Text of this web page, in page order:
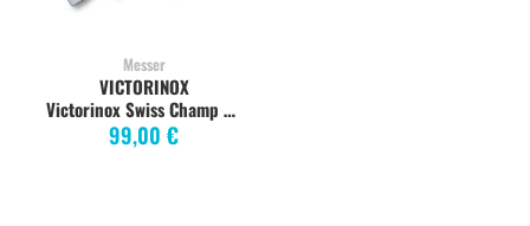
Messer
Victorinox Swiss Champ 91 mm, 33 Funktionen, rot
99,00 €
VICTORINOX